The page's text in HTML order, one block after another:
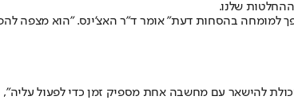
שלנו.
הפך למומחה בהסחות דעת" אומר ד”ר האצ’ינס. "הוא מצפה
היכולת להישאר עם מחשבה אחת מספיק זמן כדי לפעול